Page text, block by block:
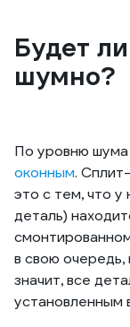
Будет
шумно?
По уровню шума
оконным.
это с тем, что
деталь)
в свою
значит, все
установленным